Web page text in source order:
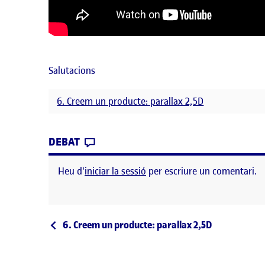
Salutacions
6. Creem un producte: parallax 2,5D
DEBAT
Heu d'iniciar la sessió per escriure un comentari.
Navegació d'entrades
Entrada anterior
6. Creem un producte: parallax 2,5D